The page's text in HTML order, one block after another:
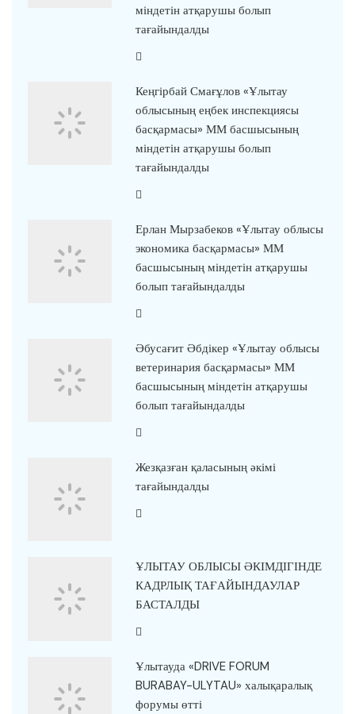
міндетін атқарушы болып
тағайындалды
Кеңгірбай Смағұлов «Ұлытау
облысының еңбек инспекциясы
басқармасы» ММ басшысының
міндетін атқарушы болып
тағайындалды
Ерлан Мырзабеков «Ұлытау облысы
экономика басқармасы» ММ
басшысының міндетін атқарушы
болып тағайындалды
Әбусағит Әбдікер «Ұлытау облысы
ветеринария басқармасы» ММ
басшысының міндетін атқарушы
болып тағайындалды
Жезқазған қаласының әкімі
тағайындалды
ҰЛЫТАУ ОБЛЫСЫ ӘКІМДІГІНДЕ
КАДРЛЫҚ ТАҒАЙЫНДАУЛАР
БАСТАЛДЫ
Ұлытауда «DRIVE FORUM
BURABAY-ULYTAU» халықаралық
форумы өтті